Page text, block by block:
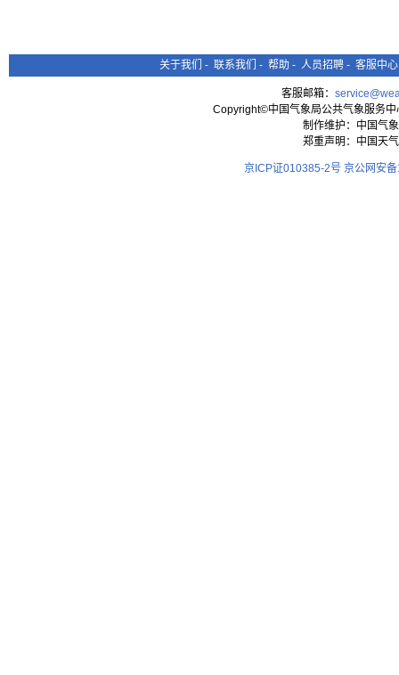
关于我们 - 联系我们 - 帮助 - 人员招聘 - 客服中心
客服邮箱：
Copyright©中国气象局公共气象服务
制作维护：中国气
郑重声明：中国天
京ICP证010385-2号 京公网安